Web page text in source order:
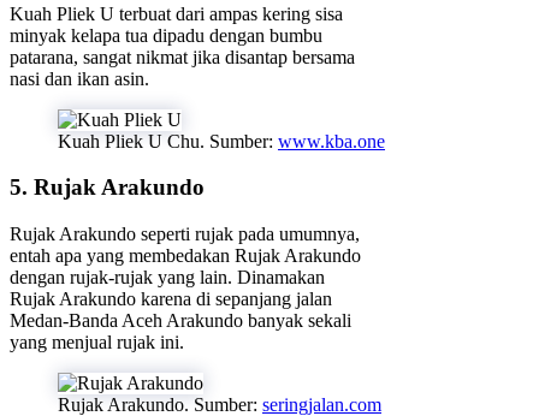
Kuah Pliek U terbuat dari ampas kering sisa
minyak kelapa tua dipadu dengan bumbu
patarana, sangat nikmat jika disantap bersama
nasi dan ikan asin.
Kuah Pliek U Chu. Sumber: www.kba.one
5. Rujak Arakundo
Rujak Arakundo seperti rujak pada umumnya,
entah apa yang membedakan Rujak Arakundo
dengan rujak-rujak yang lain. Dinamakan
Rujak Arakundo karena di sepanjang jalan
Medan-Banda Aceh Arakundo banyak sekali
yang menjual rujak ini.
Rujak Arakundo. Sumber: seringjalan.com